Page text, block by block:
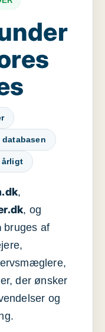
databasen
årligt
,
, og
bruges af
der ønsker
og